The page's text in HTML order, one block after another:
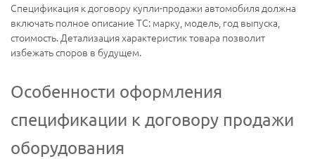
Спецификация к договору купли-продажи автомобиля должна
включать полное описание ТС: марку, модель, год выпуска,
стоимость. Детализация характеристик товара позволит
избежать споров в будущем.
Особенности оформления
спецификации к договору продажи
оборудования